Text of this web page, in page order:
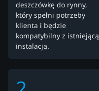
deszczówkę do rynny,
który spełni potrzeby
klienta i będzie
kompatybilny z istniejącą
instalacją.